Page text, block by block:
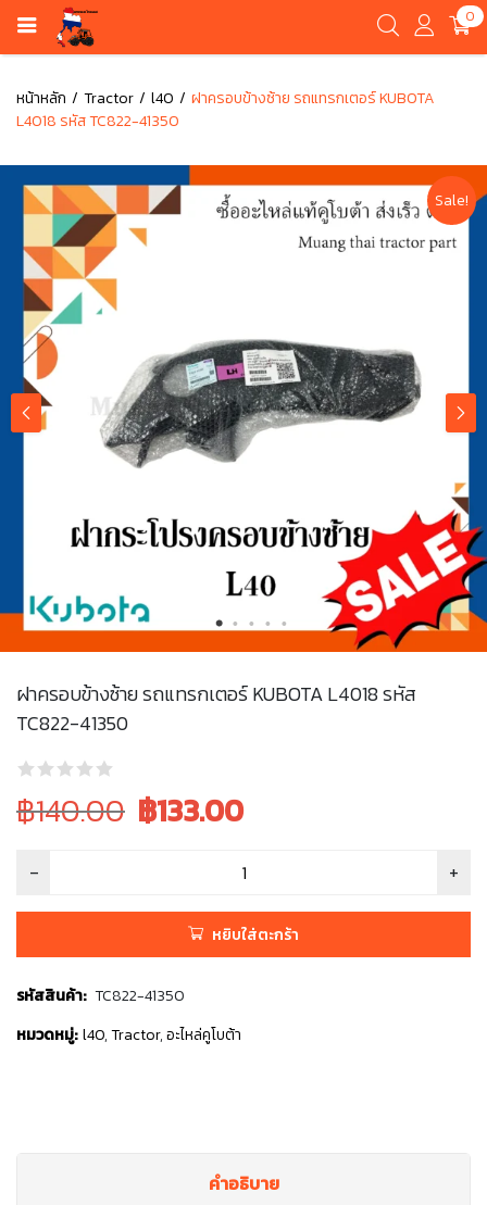
0
หน้าหลัก Tractor l40
ฝาครอบข้างซ้าย รถแทรกเตอร์ KUBOTA
L4018 รหัส TC822-41350
Sale!
ฝาครอบข้างซ้าย รถแทรกเตอร์ KUBOTA L4018 รหัส
TC822-41350
Original
price
was:
฿140.00 Current
฿133.00
หยิบใส่ตะกร้า
รหัสสินค้า: TC822-41350
หมวดหมู่: l40,Tractor,อะไหล่คูโบต้า
คำอธิบาย